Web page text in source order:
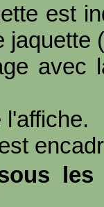
est
jaquette (
avec